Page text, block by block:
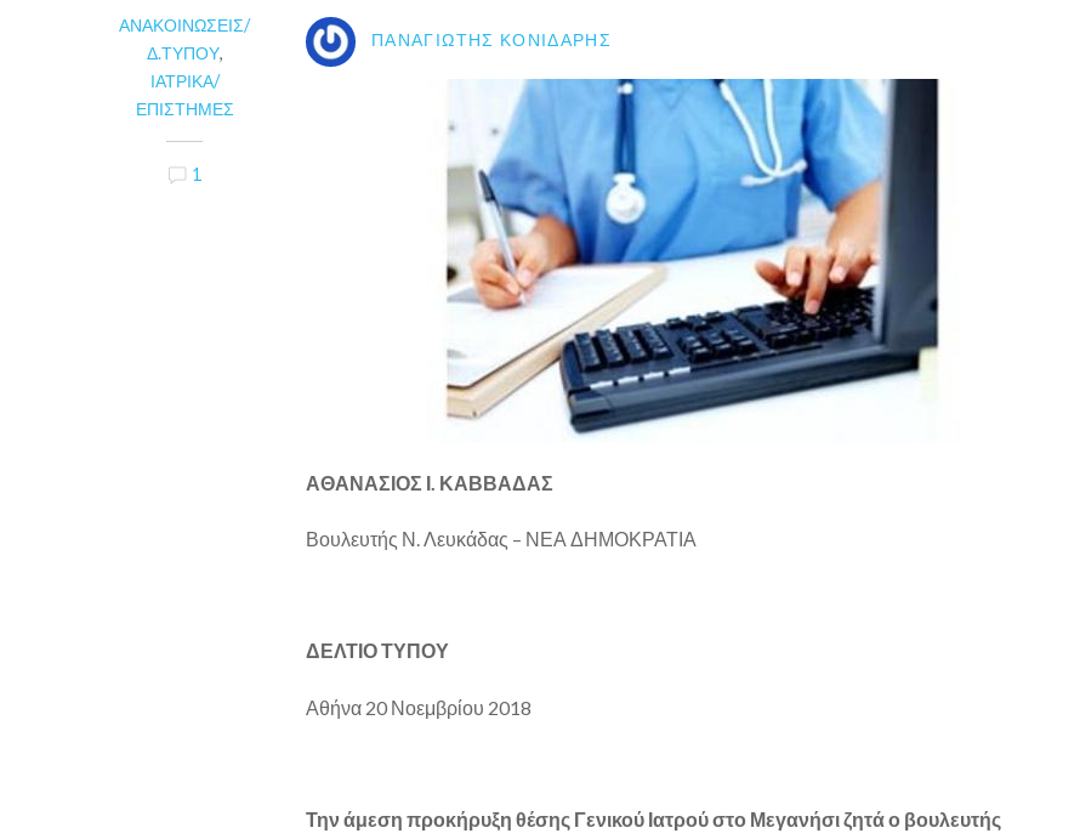
ΑΝΑΚΟΙΝΏΣΕΙΣ/
Δ.ΤΎΠΟΥ,
ΙΑΤΡΙΚΆ/
ΕΠΙΣΤΉΜΕΣ
1
ΠΑΝΑΓΙΏΤΗΣ ΚΟΝΙΔΆΡΗΣ
ΑΘΑΝΑΣΙΟΣ Ι. ΚΑΒΒΑΔΑΣ
Βουλευτής Ν. Λευκάδας – ΝΕΑ ΔΗΜΟΚΡΑΤΙΑ
ΔΕΛΤΙΟ ΤΥΠΟΥ
Αθήνα 20 Νοεμβρίου 2018
Την άμεση προκήρυξη θέσης Γενικού Ιατρού στο Μεγανήσι ζητά ο βουλευτής